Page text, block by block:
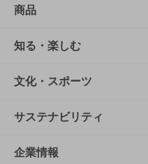
商品
商品TOP
商品一覧
商品発売情報
栄養成分一覧
知る・楽しむ
知る・楽しむTOP
キャンペーン
工場見学
文化・スポーツ
文化・スポーツTOP
サントリーホール
サステナビリティ
サステナビリティTOP
企業情報